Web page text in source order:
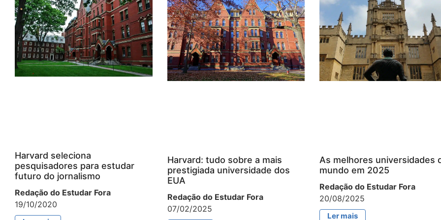
Harvard seleciona
pesquisadores para estudar
futuro do jornalismo
Redação do Estudar Fora
19/10/2020
Harvard: tudo sobre a mais
prestigiada universidade dos
EUA
Redação do Estudar Fora
07/02/2025
As melhores universidades
mundo em 2025
Redação do Estudar Fora
20/08/2025
Ler mais